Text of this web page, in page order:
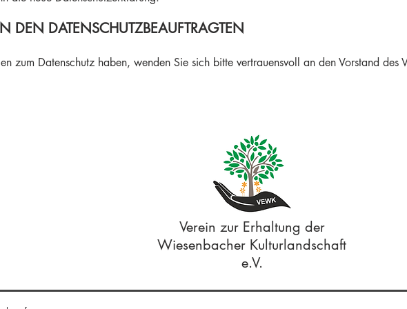
DEN DATENSCHUTZBEAUFTRAGTEN
zum Datenschutz haben, wenden Sie sich bitte vertrauensvoll an den Vorstand des
Verein zur Erhaltung der
Wiesenbacher Kulturlandschaft
e.V.